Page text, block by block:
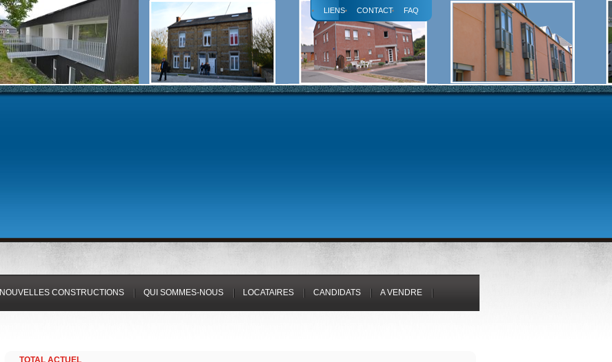
LIENS CONTACT FAQ
NOUVELLES CONSTRUCTIONS QUI SOMMES-NOUS LOCATAIRES CANDIDATS A VENDRE
TOTAL ACTUEL